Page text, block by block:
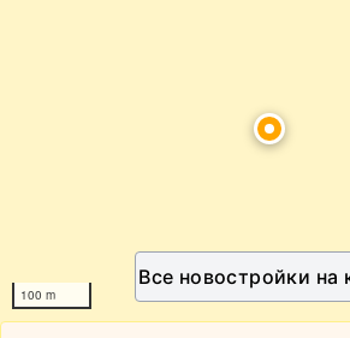
100 m
Все новостройки на